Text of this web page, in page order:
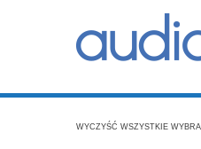
WYCZYŚĆ WSZYSTKIE